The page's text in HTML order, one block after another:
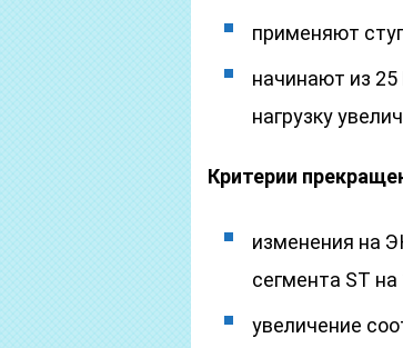
применяют
начинают из
нагрузку
Критерии
изменения на
сегмента ST
увеличение